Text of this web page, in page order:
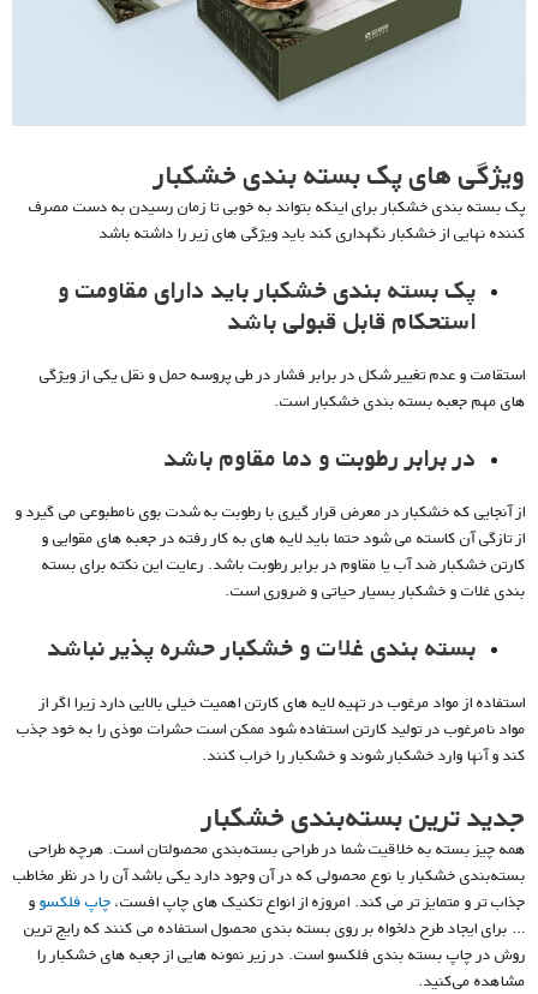
ویژگی هایپک بسته بندی خشکبار
پک بسته بندی خشکبار برای اینکه بتواند به خوبی تا زمان رسیدن به دست مصرف
کننده نهایی از خشکبار نگهداری کند باید ویژگی های زیر را داشته باشد
پک بسته بندی خشکبار باید دارای مقاومت و
استحکام قابل قبولی باشد
استقامت و عدم تغییر شکل در برابر فشار در طی پروسه حمل و نقل یکی از ویژگی
های مهم جعبه بسته بندی خشکبار است.
در برابر رطوبت و دما مقاوم باشد
از آنجایی که خشکبار در معرض قرار گیری با رطوبت به شدت بوی نامطبوعی می گیرد و
از تازگی آن کاسته می شود حتما باید لایه های به کار رفته در جعبه های مقوایی و
کارتن خشکبار ضد آب یا مقاوم در برابر رطوبت باشد. رعایت این نکته برای بسته
بندی غلات و خشکبار بسیار حیاتی و ضروری است.
بسته بندی غلات و خشکبار حشره پذیر نباشد
استفاده از مواد مرغوب در تهیه لایه های کارتن اهمیت خیلی بالایی دارد زیرا اگر از
مواد نامرغوب در تولید کارتن استفاده شود ممکن است حشرات موذی را به خود جذب
کند و آنها وارد خشکبار شوند و خشکبار را خراب کنند.
جدید ترین بسته‌بندی خشکبار
همه چیز بسته به خلاقیت شما در طراحی بسته‌بندی محصولتان است. هرچه طراحی
بسته‌بندی خشکبار با نوع محصولی که در آن وجود دارد یکی باشد آن را در نظر مخاطب
جذاب تر و متمایز تر می کند. امروزه از انواع تکنیک های چاپ افست، چاپ فلکسو و
… برای ایجاد طرح دلخواه بر روی بسته بندی محصول استفاده می کنند که رایج ترین
روش در چاپ بسته بندی فلکسو است. در زیر نمونه هایی از جعبه های خشکبار را
مشاهده می‌کنید.